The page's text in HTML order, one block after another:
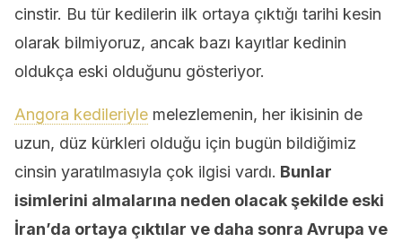
cinstir. Bu tür kedilerin ilk ortaya çıktığı tarihi kesin
olarak bilmiyoruz, ancak bazı kayıtlar kedinin
oldukça eski olduğunu gösteriyor.
Angora kedileriyle melezlemenin, her ikisinin de
uzun, düz kürkleri olduğu için bugün bildiğimiz
cinsin yaratılmasıyla çok ilgisi vardı. Bunlar
isimlerini almalarına neden olacak şekilde eski
İran’da ortaya çıktılar ve daha sonra Avrupa ve